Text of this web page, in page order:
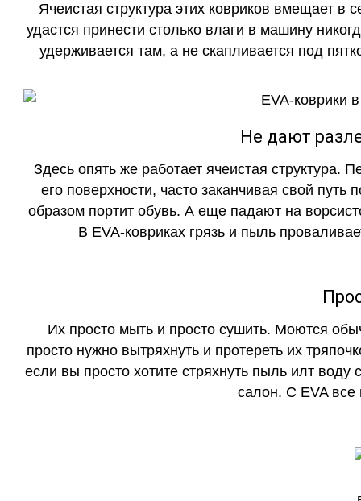
Ячеистая структура этих ковриков вмещает в
удастся принести столько влаги в машину
удерживается там, а не скапливается под
Не дают
Здесь опять же работает ячеистая структура.
его поверхности, часто заканчивая свой
образом портит обувь. А еще падают на
В EVA-ковриках грязь и пыль
Их просто мыть и просто сушить. Моются
просто нужно вытряхнуть и протереть их
если вы просто хотите стряхнуть пыль илт воду
салон. С EVA все